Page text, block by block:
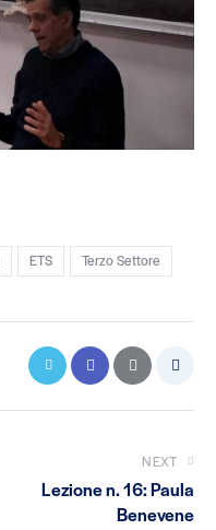
ETS Terzo Settore
NEXT
Lezione n. 16: Paula
Benevene